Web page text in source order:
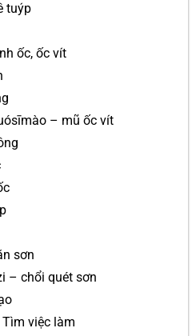
tuýp
ốc, ốc vít
– mũ ốc vít
sơn
– chổi quét sơn
việc làm